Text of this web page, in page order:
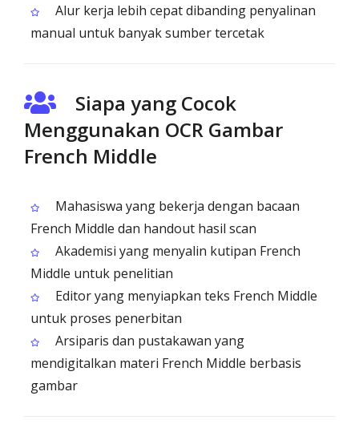
Alur kerja lebih cepat dibanding penyalinan
manual untuk banyak sumber tercetak
Siapa yang Cocok
Menggunakan OCR Gambar
French Middle
Mahasiswa yang bekerja dengan bacaan
French Middle dan handout hasil scan
Akademisi yang menyalin kutipan French
Middle untuk penelitian
Editor yang menyiapkan teks French Middle
untuk proses penerbitan
Arsiparis dan pustakawan yang
mendigitalkan materi French Middle berbasis
gambar